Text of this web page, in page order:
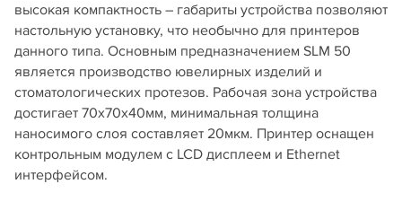
высокая компактность – габариты устройства позволяют
настольную установку, что необычно для принтеров
данного типа. Основным предназначением SLM 50
является производство ювелирных изделий и
стоматологических протезов. Рабочая зона устройства
достигает 70х70х40мм, минимальная толщина
наносимого слоя составляет 20мкм. Принтер оснащен
контрольным модулем с LCD дисплеем и Ethernet
интерфейсом.